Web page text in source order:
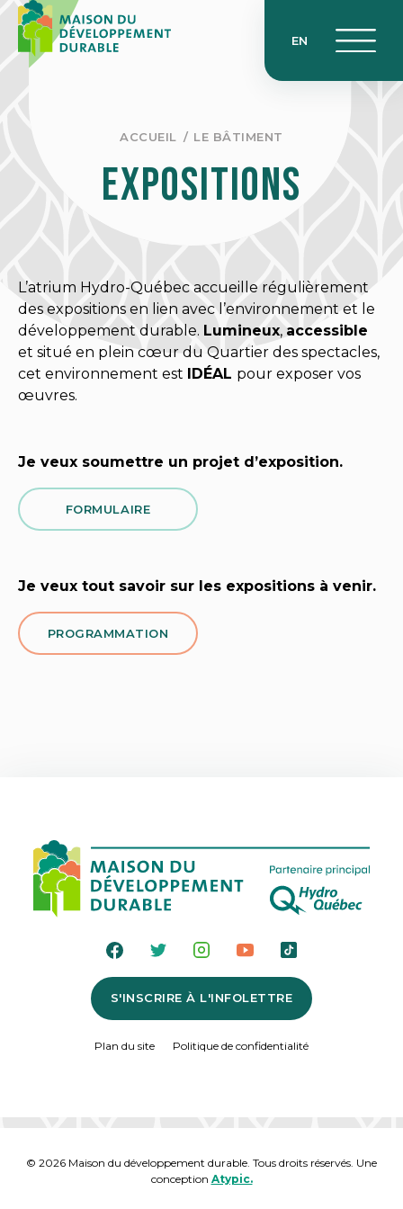
Skip
content
EN
ACCUEIL LE BÂTIMENT
Expositions
L’atrium Hydro-Québec accueille régulièrement
des expositions en lien avec l’environnement et le
développement durable. Lumineux, accessible
et situé en plein cœur du Quartier des spectacles,
cet environnement est IDÉAL pour exposer vos
œuvres.
Je veux soumettre un projet d’exposition.
FORMULAIRE
Je veux tout savoir sur les expositions à venir.
PROGRAMMATION
S'INSCRIRE À L'INFOLETTRE
Plan du site Politique de confidentialité
© 2026 Maison du développement durable. Tous droits réservés. Une
conception Atypic.